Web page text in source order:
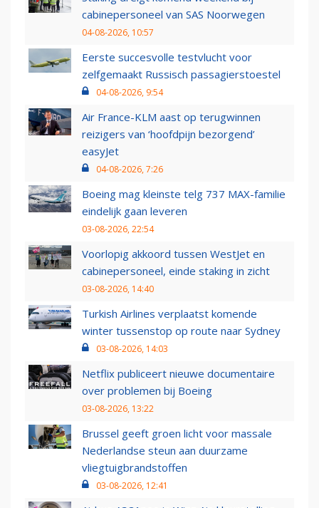
cabinepersoneel van SAS Noorwegen
04-08-2026, 10:57
Eerste succesvolle testvlucht voor
zelfgemaakt Russisch passagierstoestel
04-08-2026, 9:54
Air France-KLM aast op terugwinnen
reizigers van ‘hoofdpijn bezorgend’
easyJet
04-08-2026, 7:26
Boeing mag kleinste telg 737 MAX-familie
eindelijk gaan leveren
03-08-2026, 22:54
Voorlopig akkoord tussen WestJet en
cabinepersoneel, einde staking in zicht
03-08-2026, 14:40
Turkish Airlines verplaatst komende
winter tussenstop op route naar Sydney
03-08-2026, 14:03
Netflix publiceert nieuwe documentaire
over problemen bij Boeing
03-08-2026, 13:22
Brussel geeft groen licht voor massale
Nederlandse steun aan duurzame
vliegtuigbrandstoffen
03-08-2026, 12:41